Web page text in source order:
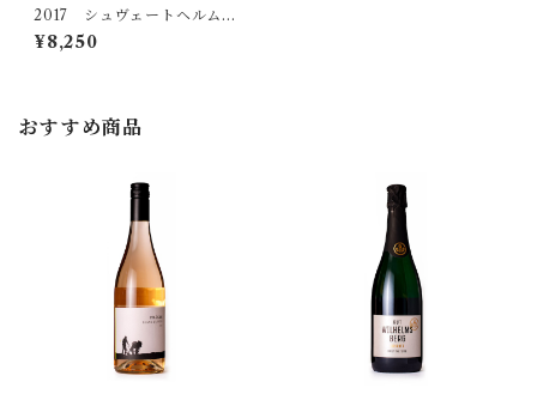
ホルガー・コッホ
マリー・メンガー・クルーク
2017 シュヴェートヘルム
シュペートブルグンダー ク
ロスターシュトゥック トロ
¥8,250
おすすめ商品